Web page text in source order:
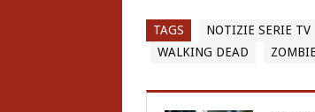
TAGS NOTIZIE SERIE TV
WALKING DEAD